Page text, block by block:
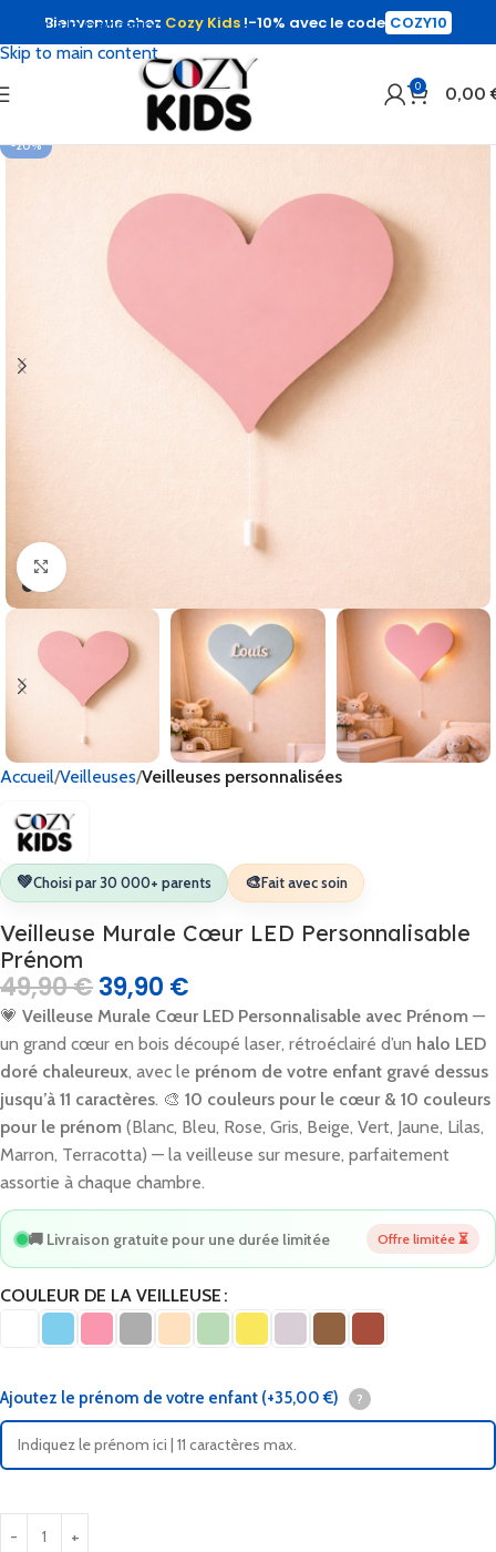
Sauter à la navigation
Skip to main content
Bienvenue chez Cozy Kids !-10% avec le code COZY10
0 0,00
-20%
Cliquez pour agrandir
Accueil Veilleuses Veilleuses personnalisées
💚Choisi par 30 000+ parents 🎨Fait avec soin
Veilleuse Murale Cœur LED Personnalisable
Prénom
49,90€39,90 €
💗 Veilleuse Murale Cœur LED Personnalisable avec Prénom —
un grand cœur en bois découpé laser, rétroéclairé d’un halo LED
doré chaleureux, avec le prénom de votre enfant gravé dessus
jusqu’à 11 caractères. 🎨 10 couleurs pour le cœur & 10 couleurs
pour le prénom (Blanc, Bleu, Rose, Gris, Beige, Vert, Jaune, Lilas,
Marron, Terracotta) — la veilleuse sur mesure, parfaitement
assortie à chaque chambre.
🚚 Livraison gratuite pour une durée limitée Offre limitée ⏳
COULEUR DE LA VEILLEUSE
Ajoutez le prénom de votre enfant (+35,00 €) ?